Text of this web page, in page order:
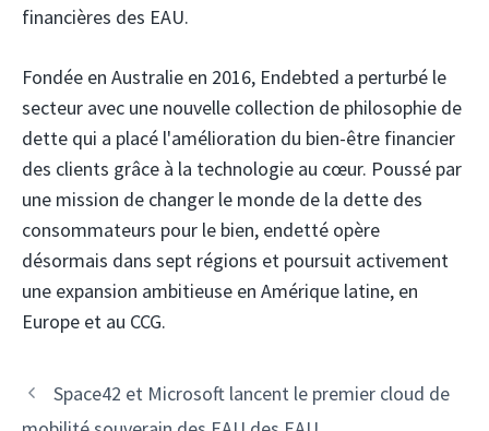
financières des EAU.
Fondée en Australie en 2016, Endebted a perturbé le
secteur avec une nouvelle collection de philosophie de
dette qui a placé l'amélioration du bien-être financier
des clients grâce à la technologie au cœur. Poussé par
une mission de changer le monde de la dette des
consommateurs pour le bien, endetté opère
désormais dans sept régions et poursuit activement
une expansion ambitieuse en Amérique latine, en
Europe et au CCG.
Navigation
des
Space42 et Microsoft lancent le premier cloud de